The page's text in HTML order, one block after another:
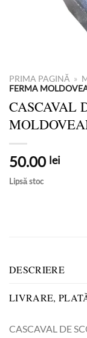
PRIMA PAGINĂ »
FERMA
CASCAVAL
50.00 lei
Lipsă stoc
DESCRIERE
LIVRARE,
CASCAVAL DE